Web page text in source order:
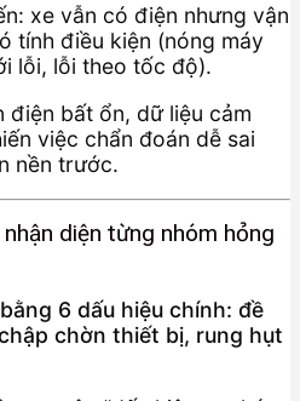
xe vẫn có điện nhưng vận
tính điều kiện (nóng máy
lỗi, lỗi theo tốc độ).
điện bất ổn, dữ liệu cảm
việc chẩn đoán dễ sai
nền trước.
diện từng nhóm hỏng
6 dấu hiệu chính: đề
chờn thiết bị, rung hụt